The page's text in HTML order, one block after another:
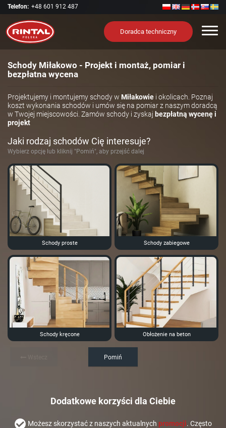
Telefon: +48 601 912 487
Doradca techniczny
Schody Miłakowo - Projekt i montaż, pomiar i
bezpłatna wycena
Projektujemy i montujemy schody w Miłakowie i okolicach. Poznaj
koszt wykonania schodów i umów się na pomiar z naszym doradcą
w Twojej miejscowości. Zamów schody i zyskaj bezpłatną wycenę i
projekt
Jaki rodzaj schodów Cię interesuje?
Wybierz opcję lub kliknij "Pomiń", aby przejść dalej
Schody proste Schody zabiegowe
Schody kręcone Obłożenie na beton
Pomiń
Dodatkowe korzyści dla Ciebie
Możesz skorzystać z naszych aktualnych promocji. Często